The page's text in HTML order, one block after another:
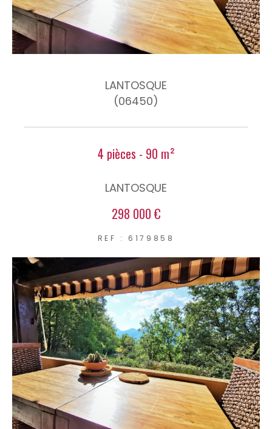
LANTOSQUE
(06450)
4 pièces - 90 m²
LANTOSQUE
298 000 €
REF : 6179858